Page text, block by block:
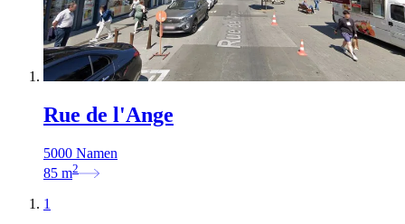
Rue de l'Ange
5000 Namen
85 m2
1